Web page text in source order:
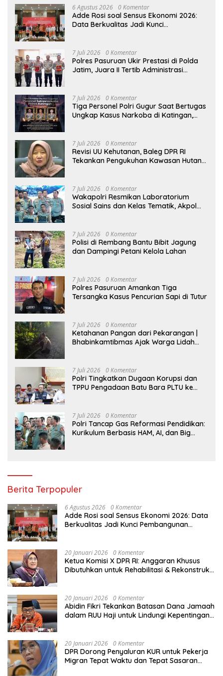
6 Agustus 2026 0 Komentar
Adde Rosi soal Sensus Ekonomi 2026:
Data Berkualitas Jadi Kunci
7 Juli 2026 0 Komentar
Polres Pasuruan Ukir Prestasi di Polda
Jatim, Juara II Tertib Administrasi
7 Juli 2026 0 Komentar
Tiga Personel Polri Gugur Saat Bertugas
Ungkap Kasus Narkoba di Katingan,
7 Juli 2026 0 Komentar
Revisi UU Kehutanan, Baleg DPR RI
Tekankan Pengukuhan Kawasan Hutan
7 Juli 2026 0 Komentar
Wakapolri Resmikan Laboratorium
Sosial Sains dan Kelas Tematik, Akpol
7 Juli 2026 0 Komentar
Polisi di Rembang Bantu Bibit Jagung
dan Dampingi Petani Kelola Lahan
7 Juli 2026 0 Komentar
Polres Pasuruan Amankan Tiga
Tersangka Kasus Pencurian Sapi di Tutur
7 Juli 2026 0 Komentar
Ketahanan Pangan dari Pekarangan |
Bhabinkamtibmas Ajak Warga Lidah
7 Juli 2026 0 Komentar
Polri Tingkatkan Dugaan Korupsi dan
TPPU Pengadaan Batu Bara PLTU ke
7 Juli 2026 0 Komentar
Polri Tancap Gas Reformasi Pendidikan:
Kurikulum Berbasis HAM, AI, dan Big
Berita Terpopuler
6 Agustus 2026 0 Komentar
Adde Rosi soal Sensus Ekonomi 2026: Data
Berkualitas Jadi Kunci Pembangunan
20 Januari 2026 0 Komentar
Ketua Komisi X DPR RI: Anggaran Khusus
Dibutuhkan untuk Rehabilitasi & Rekonstruksi
20 Januari 2026 0 Komentar
Abidin Fikri Tekankan Batasan Dana Jamaah
dalam RUU Haji untuk Lindungi Kepentingan
20 Januari 2026 0 Komentar
DPR Dorong Penyaluran KUR untuk Pekerja
Migran Tepat Waktu dan Tepat Sasaran